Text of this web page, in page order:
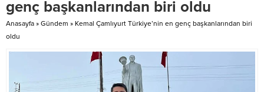
genç başkanlarından biri oldu
Anasayfa » Gündem » Kemal Çamlıyurt Türkiye’nin en genç başkanlarından biri
oldu